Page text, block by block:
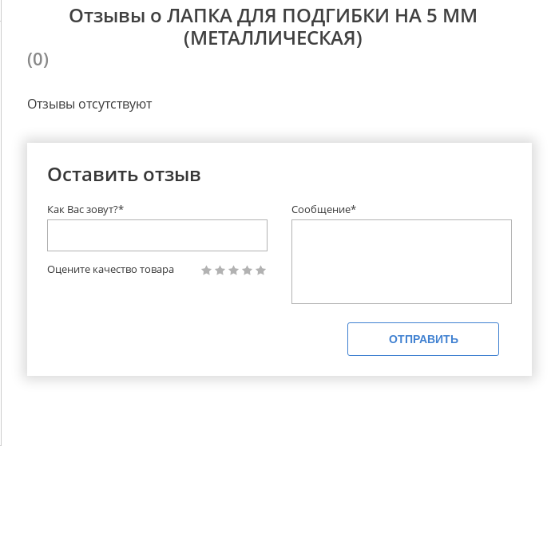
Отзывы о ЛАПКА ДЛЯ ПОДГИБКИ НА 5 ММ
(МЕТАЛЛИЧЕСКАЯ)
(0)
Отзывы отсутствуют
Оставить отзыв
Сообщение*
Как Вас зовут?*
Оцените качество товара
ОТПРАВИТЬ